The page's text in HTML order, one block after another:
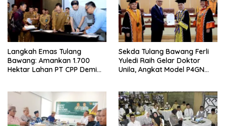
Langkah Emas Tulang
Bawang: Amankan 1.700
Hektar Lahan PT CPP Demi
Sekda Tulang Bawang Ferli
Yuledi Raih Gelar Doktor
Unila, Angkat Model P4GN